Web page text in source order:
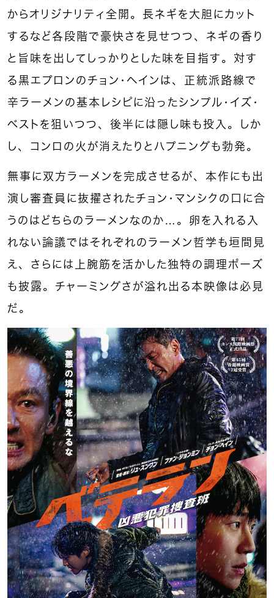
からオリジナリティ全開。長ネギを大胆にカット
するなど各段階で豪快さを見せつつ、ネギの香り
と旨味を出してしっかりとした味を目指す。対す
る黒エプロンのチョン・ヘインは、正統派路線で
辛ラーメンの基本レシピに沿ったシンプル・イズ・
ベストを狙いつつ、後半には隠し味も投入。しか
し、コンロの火が消えたりとハプニングも勃発。
無事に双方ラーメンを完成させるが、本作にも出
演し審査員に抜擢されたチョン・マンシクの口に合
うのはどちらのラーメンなのか…。卵を入れる入
れない論議ではそれぞれのラーメン哲学も垣間見
え、さらには上腕筋を活かした独特の調理ポーズ
も披露。チャーミングさが溢れ出る本映像は必見
だ。